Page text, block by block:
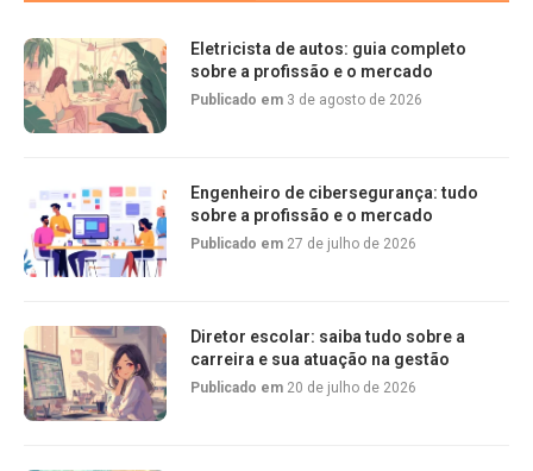
Eletricista de autos: guia completo
sobre a profissão e o mercado
Publicado em 3 de agosto de 2026
Engenheiro de cibersegurança: tudo
sobre a profissão e o mercado
Publicado em 27 de julho de 2026
Diretor escolar: saiba tudo sobre a
carreira e sua atuação na gestão
Publicado em 20 de julho de 2026